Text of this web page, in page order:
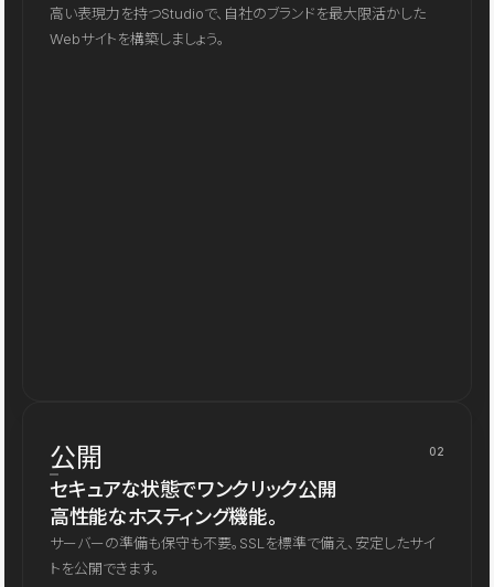
高い表現力を持つStudioで、自社のブランドを最大限活かした
Webサイトを構築しましょう。
公開 02
セキュアな状態でワンクリック公開
高性能なホスティング機能。
サーバーの準備も保守も不要。SSLを標準で備え、安定したサイ
トを公開できます。